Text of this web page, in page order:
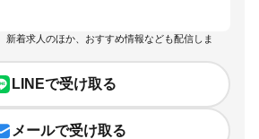
新着求人のほか、おすすめ情報なども配信しま
LINEで受け取る
メールで受け取る